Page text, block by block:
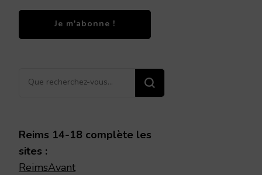
Vous
Reims 14-18 complète les
sites :
ReimsAvant